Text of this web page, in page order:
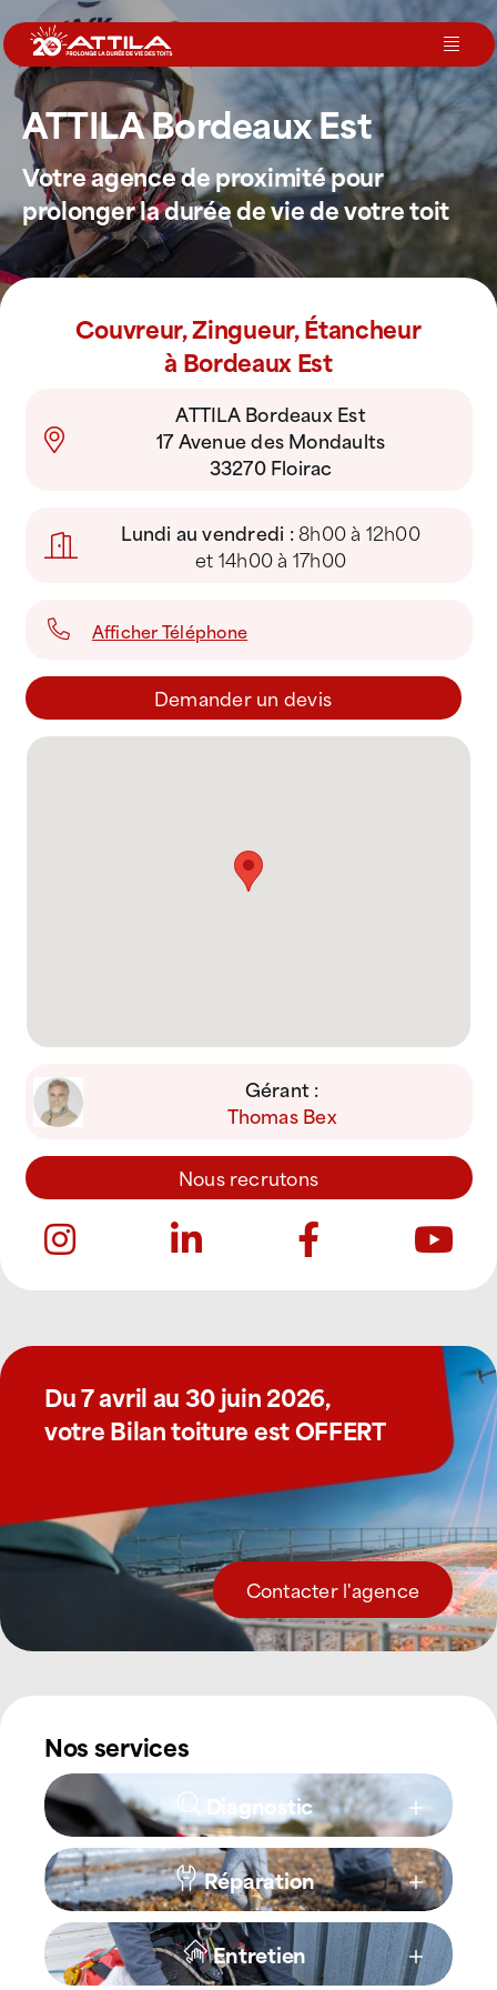
Passer
au
contenu
Le groupe
Nos services
Nos agences
Votre toit
ATTILA Bordeaux Est
Votre agence de proximité pour
prolonger la durée de vie de votre toit
Couvreur, Zingueur, Étancheur
à Bordeaux Est
ATTILA Bordeaux Est
17 Avenue des Mondaults
33270 Floirac
Lundi au vendredi :8h00 à 12h00
et 14h00 à 17h00
Afficher Téléphone
Demander un devis
Gérant :
Thomas Bex
Nous recrutons
Du 7 avril au 30 juin 2026,
votre Bilan toiture est OFFERT
Contacter l'agence
Nos services
Diagnostic
Réparation
Entretien